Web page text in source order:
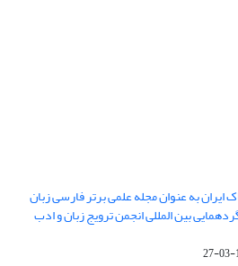
به عنوان مجله علمی برتر فارسی زبان
گردهمایی بین المللی انجمن ترویج زبان و ادب